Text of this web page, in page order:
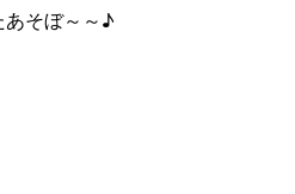
あそぼ～～♪